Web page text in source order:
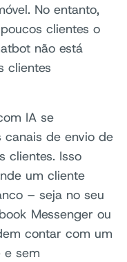
No entanto,
clientes o
não está
clientes
IA se
de envio de
clientes. Isso
um cliente
– seja no seu
Messenger ou
contar com um
e sem